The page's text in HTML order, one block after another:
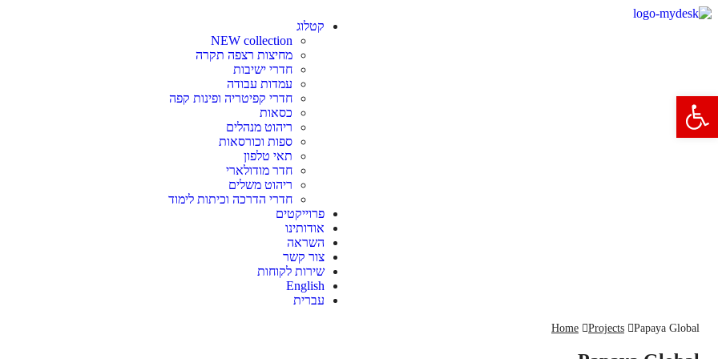
קטלוג
NEW collection
מחיצות רצפה תקרה
חדרי ישיבות
עמדות עבודה
חדרי קפיטריה ופינות קפה
כסאות
ריהוט מנהלים
ספות וכורסאות
תאי טלפון
חדר מודולארי
ריהוט משלים
חדרי הדרכה וכיתות לימוד
פרוייקטים
אודותינו
השראה
צור קשר
שירות לקוחות
English
עברית
Home Projects Papaya Global
פתח סרגל נגישות